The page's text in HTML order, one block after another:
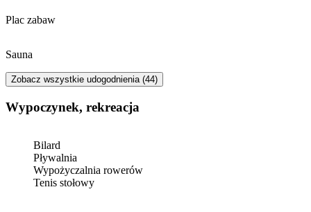
Plac zabaw
Sauna
Zobacz wszystkie udogodnienia (44)
Wypoczynek, rekreacja
Bilard
Pływalnia
Wypożyczalnia rowerów
Tenis stołowy